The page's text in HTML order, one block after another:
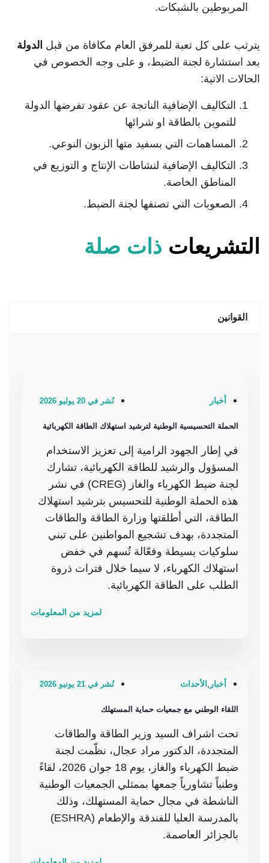
المربوطين بالشبكات.
يترتب على كل تعبة للمرفق العام مكافاة من قبل الدولة
بعد استشارة لجنة الضبط، و على وجه الخصوص في
الحالات الاتية:
التكاليف الإضافية الناتجة عن عقود تفرضها الدولة
للتموين بالطاقة او شرائها
المساهمات التي بسفيد متها الزبون النوعي.
التكاليف الإضافية لنشاطات الإنتاج و التوزيع في
المناطق الخاصة.
الصعوبات التي تصنفها لجنة الضبط.
التشريعات ذات صلة
القوانين
نُشر في 20 يوليو 2026 أخبار
الحملة التحسيسية الوطنية لترشيد استهلاك الطاقة الكهربائية
في إطار الجهود الرامية إلى تعزيز الاستخدام
المسؤول والرشيد للطاقة الكهربائية، تشارك
لجنة ضبط الكهرباء والغاز (CREG) في نشر
هذه الحملة الوطنية للتحسيس بترشيد استهلاك
الطاقة، التي أطلقتها وزارة الطاقة والطاقات
المتجددة، بهدف تشجيع المواطنين على تبني
سلوكيات بسيطة وفعّالة تُسهم في خفض
استهلاك الكهرباء، لا سيما خلال فترات ذروة
الطلب على الطاقة الكهربائية.
لمزيد من المعلومات
نُشر في 21 يونيو 2026 أخبار الأحداث
اللقاء الوطني مع جمعيات حماية المستهلك
تحت اشراف السيد وزير الطاقة والطاقات
المتجددة، الدكتور مراد عجال، نظّمت لجنة
ضبط الكهرباء والغاز، يوم 18 جوان 2026، لقاءً
وطنياً تشاورياً جمعها بممثلي الجمعيات الوطنية
الناشطة في مجال حماية المستهلك، وذلك
بالمدرسة العليا للفندقة والإطعام (ESHRA)
بالجزائر العاصمة.